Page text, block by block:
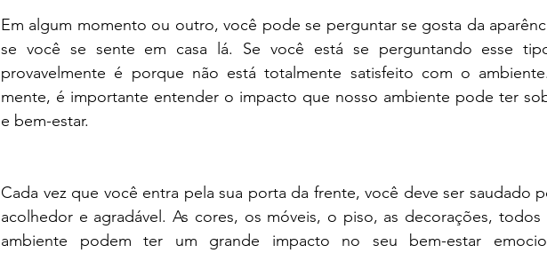
Em algum momento ou outro, você pode se perguntar se gosta da
se você se sente em casa lá. Se você está se perguntando esse
provavelmente é porque não está totalmente satisfeito com o
mente, é importante entender o impacto que nosso ambiente pode ter
e bem-estar.
Cada vez que você entra pela sua porta da frente, você deve ser saudado
acolhedor e agradável. As cores, os móveis, o piso, as decorações,
ambiente podem ter um grande impacto no seu bem-estar